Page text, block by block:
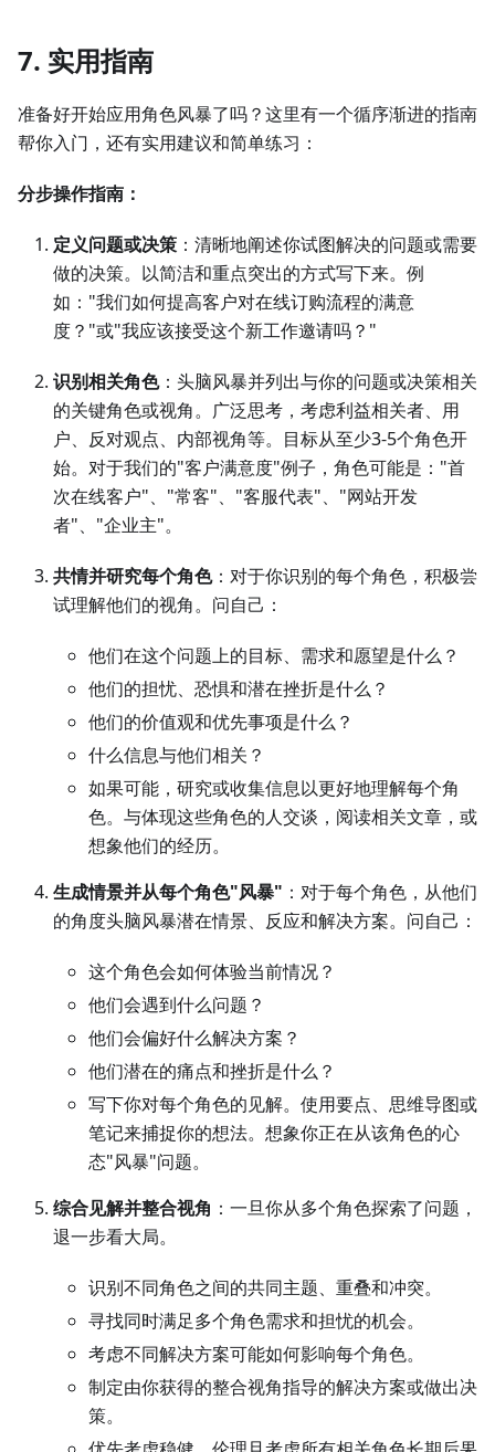
7. 实用指南
准备好开始应用角色风暴了吗？这里有一个循序渐进的指南
帮你入门，还有实用建议和简单练习：
分步操作指南：
定义问题或决策 ：清晰地阐述你试图解决的问题或需要
做的决策。以简洁和重点突出的方式写下来。例
如："我们如何提高客户对在线订购流程的满意
度？"或"我应该接受这个新工作邀请吗？"
识别相关角色：头脑风暴并列出与你的问题或决策相关
的关键角色或视角。广泛思考，考虑利益相关者、用
户、反对观点、内部视角等。目标从至少3-5个角色开
始。对于我们的"客户满意度"例子，角色可能是："首
次在线客户"、"常客"、"客服代表"、"网站开发
者"、"企业主"。
共情并研究每个角色：对于你识别的每个角色，积极尝
试理解他们的视角。问自己：
他们在这个问题上的目标、需求和愿望是什么？
他们的担忧、恐惧和潜在挫折是什么？
他们的价值观和优先事项是什么？
什么信息与他们相关？
如果可能，研究或收集信息以更好地理解每个角
色。与体现这些角色的人交谈，阅读相关文章，或
想象他们的经历。
生成情景并从每个角色"风暴" ：对于每个角色，从他们
的角度头脑风暴潜在情景、反应和解决方案。问自己：
这个角色会如何体验当前情况？
他们会遇到什么问题？
他们会偏好什么解决方案？
他们潜在的痛点和挫折是什么？
写下你对每个角色的见解。使用要点、思维导图或
笔记来捕捉你的想法。想象你正在从该角色的心
态"风暴"问题。
综合见解并整合视角 ：一旦你从多个角色探索了问题，
退一步看大局。
识别不同角色之间的共同主题、重叠和冲突。
寻找同时满足多个角色需求和担忧的机会。
考虑不同解决方案可能如何影响每个角色。
制定由你获得的整合视角指导的解决方案或做出决
策。